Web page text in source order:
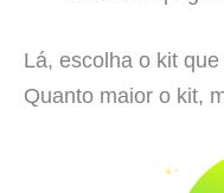
Lá, escolha o kit
Quanto maior o kit,